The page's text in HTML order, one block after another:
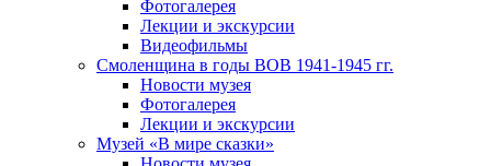
Фотогалерея
Лекции и экскурсии
Видеофильмы
Смоленщина в годы ВОВ 1941-1945 гг.
Новости музея
Фотогалерея
Лекции и экскурсии
Музей «В мире сказки»